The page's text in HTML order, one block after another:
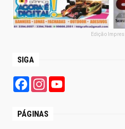
Edição
SIGA
FacebookInstagram
PÁGINAS